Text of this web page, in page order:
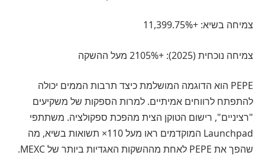
צמיחה בשיא: +11,399.75%
צמיחה נוכחית (2025): +2105% מעל ההשקה
PEPE הוא הדוגמה המושלמת כיצד תרבות הממים יכולה
להתפתח לרווחים אמיתיים. למרות הספקות של משקיעים
"רציניים", רישום הטוקן הצית מהפכת ספקולציה. משתתפי
Launchpad המוקדמים ראו מעל 110× תשואות בשיא, מה
שהפך את PEPE לאחת מההשקות האגדיות ביותר של MEXC.